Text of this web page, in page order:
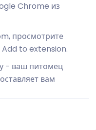
Chrome из
просмотрите
Add to extension.
- ваш питомец
вам